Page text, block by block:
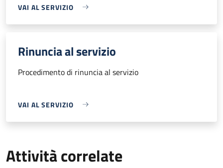
VAI AL SERVIZIO
Rinuncia al servizio
Procedimento di rinuncia al servizio
VAI AL SERVIZIO
Attività correlate